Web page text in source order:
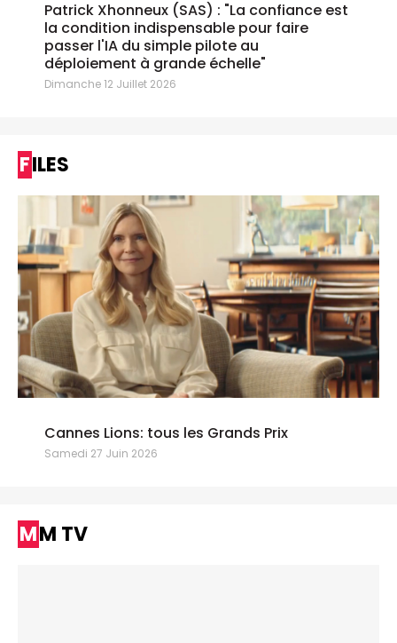
Patrick Xhonneux (SAS) : "La confiance est
la condition indispensable pour faire
passer l'IA du simple pilote au
déploiement à grande échelle"
Dimanche 12 Juillet 2026
FILES
Cannes Lions: tous les Grands Prix
Samedi 27 Juin 2026
MM TV